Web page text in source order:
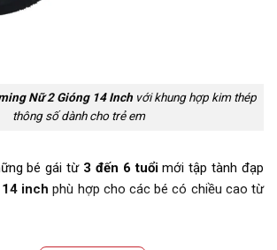
Nữ2 Gióng 14 Inchvới khung hợp kim thép
thông số dành cho trẻ em
bé gái từ 3 đến 6 tuổimới tập tành đạp
14 inch phù hợp cho các bé có chiều cao từ